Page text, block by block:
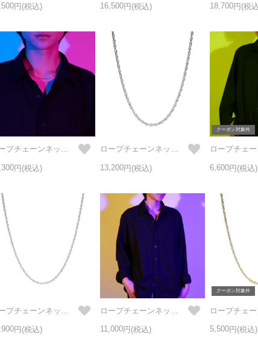
16,500 18,700
ロープチェーンネックレスM 三友その3 -シルバー925- ロープチェーンネックレスM 三友その2 -チタン-
13,200
クーポン対象外
6,600
11,000
クーポン対象外
5,500